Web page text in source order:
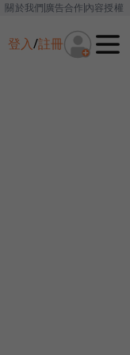
關於我們廣告合作內容授權
登入/註冊